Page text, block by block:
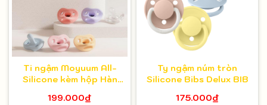
Ti ngậm Moyuum All-
Silicone kèm hộp Hàn
199.000₫
Ty ngậm núm tròn
Silicone Bibs Delux BIB
175.000₫